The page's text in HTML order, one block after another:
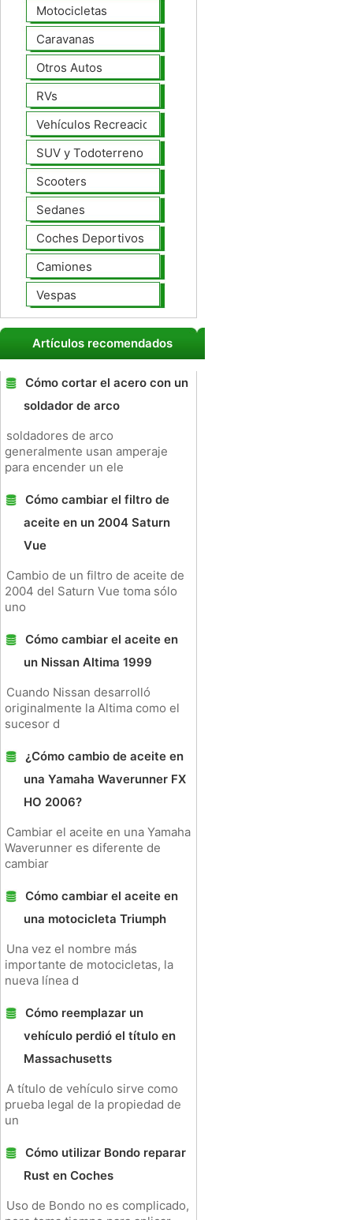
Motocicletas
Caravanas
Otros Autos
RVs
Vehículos Recreacionales
SUV y Todoterreno
Scooters
Sedanes
Coches Deportivos
Camiones
Vespas
Artículos recomendados
Cómo cortar el acero con un
soldador de arco
soldadores de arco
generalmente usan amperaje
para encender un ele
Cómo cambiar el filtro de
aceite en un 2004 Saturn
Vue
Cambio de un filtro de aceite de
2004 del Saturn Vue toma sólo
uno
Cómo cambiar el aceite en
un Nissan Altima 1999
Cuando Nissan desarrolló
originalmente la Altima como el
sucesor d
¿Cómo cambio de aceite en
una Yamaha Waverunner FX
HO 2006?
Cambiar el aceite en una Yamaha
Waverunner es diferente de
cambiar
Cómo cambiar el aceite en
una motocicleta Triumph
Una vez el nombre más
importante de motocicletas, la
nueva línea d
Cómo reemplazar un
vehículo perdió el título en
Massachusetts
A título de vehículo sirve como
prueba legal de la propiedad de
un
Cómo utilizar Bondo reparar
Rust en Coches
Uso de Bondo no es complicado,